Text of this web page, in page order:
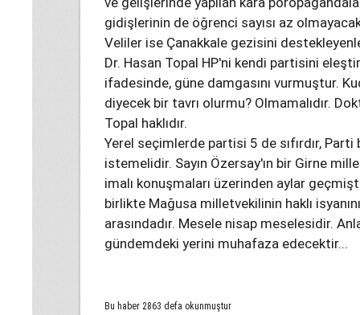
gidişlerinin de öğrenci sayısı az
Veliler ise Çanakkale gezisini
Dr. Hasan Topal HP'ni kendi partisini
ifadesinde, güne damgasını vurmuştur.
diyecek bir tavrı olurmu? Olmamalıdır.
Topal haklıdır.
Yerel seçimlerde partisi 5 de sıfırdır,
istemelidir. Sayın Özersay'ın bir Girne
imalı konuşmaları üzerinden aylar
birlikte Mağusa milletvekilinin haklı
arasındadır. Mesele nisap meselesidir.
gündemdeki yerini muhafaza edecektir...
Bu haber 2863 defa okunmuştur